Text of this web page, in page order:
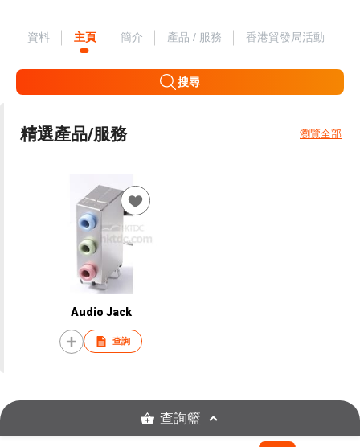
資料 主頁 簡介 產品 / 服務 香港貿發局活動
搜尋
精選產品/服務 瀏覽全部
Audio Jack
查詢
查詢籃